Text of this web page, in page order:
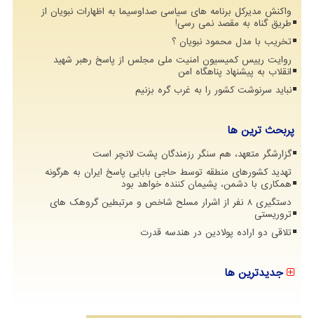
واکنش مدیرکل برنامه های سیاسی صداوسیما به اظهارات نبویان از
طریق گناه به مقصد نمی رسی!
تخریب با مدل محمود نبویان ؟
روایت رییس کمیسیون امنیت ملی مجلس از پاسخ رهبر شهید
انقلاب به پیشنهاد پناهگاه امن
نباید سرنوشت کشور را به غرب گره بزنیم
پربحث ترین ها
گزارشگر متعهد، هم سنگر رزمندگان پشت لانچر است
تهدید کشورهای منطقه توسط حاجی بابایی پاسخ ایران به هرگونه
همکاری با دشمن، پشیمان کننده خواهد بود
دستگیری 8 نفر از اشرار مسلح شاخص و مرتبطین گروهک های
تروریستی
تلاقی دو اراده پولادین در هندسه قدرت
جدیدترین ها